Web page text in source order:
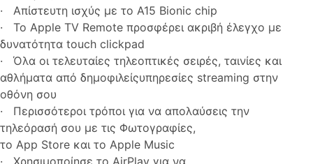
· Απίστευτη ισχύς με το Α15 Bionic chip
· Το Apple TV Remote προσφέρει ακριβή έλεγχο με
δυνατότητα touch clickpad
· Όλα οι τελευταίες τηλεοπτικές σειρές, ταινίες και
αθλήματα από δημοφιλείςυπηρεσίες streaming στην
οθόνη σου
· Περισσότεροι τρόποι για να απολαύσεις την
τηλεόρασή σου με τις Φωτογραφίες,
το App Store και το Apple Music
· Χρησιμοποίησε το AirPlay για να